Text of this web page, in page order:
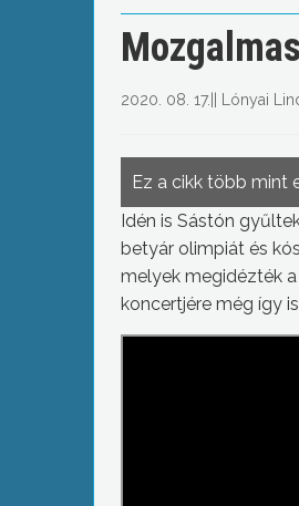
2020. 08. 17. Lónyai
Ez a cikk több mint
Idén is Sástón
betyár olimpiát és
melyek megidézték a
koncertjére még így